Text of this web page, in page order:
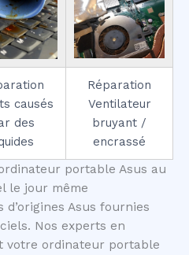
causés
des
Réparation
Ventilateur
bruyant /
encrassé
portable Asus au
le jour même
Asus fournies
Nos experts en
votre ordinateur portable